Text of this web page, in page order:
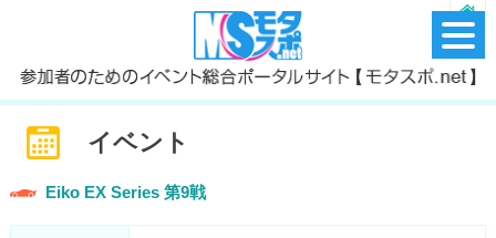
イベント
Eiko EX Series 第9戦